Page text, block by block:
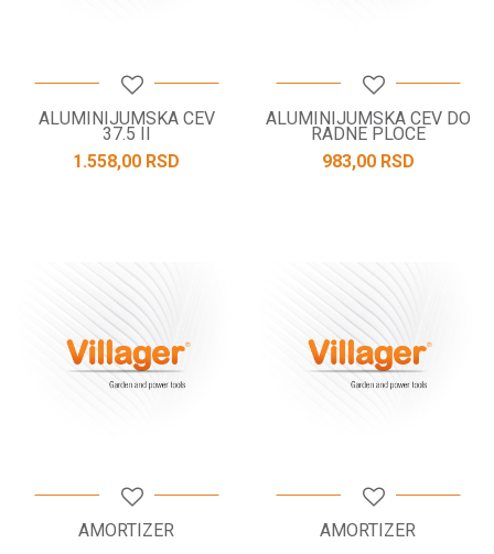
ALUMINIJUMSKA CEV
37.5 II
1.558,00 RSD
ALUMINIJUMSKA CEV DO
RADNE PLOCE
983,00 RSD
AMORTIZER AMORTIZER